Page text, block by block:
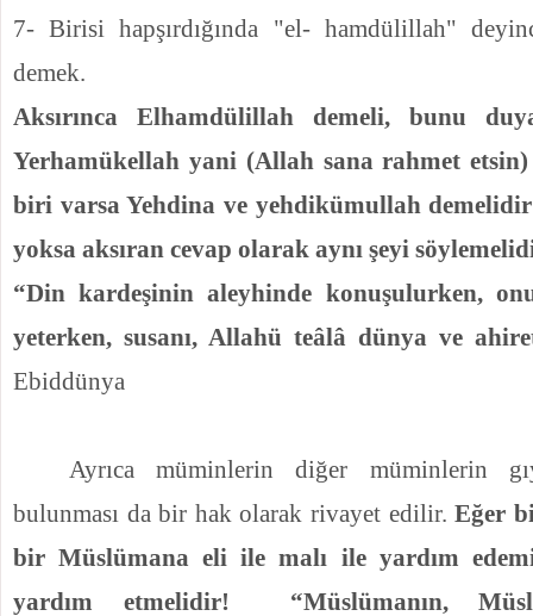
7-Birisi hapşırdığında "el- hamdülillah"
demek.
Aksırınca Elhamdülillah demeli, bunu
Yerhamükellah yani (Allah sana rahmet
biri varsa Yehdina ve yehdikümullah
yoksa aksıran cevap olarak aynı şeyi
“Din kardeşinin aleyhinde konuşulurken,
yeterken, susanı, Allahü teâlâ dünya ve
Ebiddünya
Ayrıca müminlerin diğer müminlerin
bulunması da bir hak olarak rivayet edilir. Eğer
bir Müslümana eli ile malı ile yardım
yardım etmelidir!
“Müslümanın,